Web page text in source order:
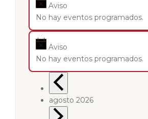
Aviso
No hay eventos programados.
Aviso
No hay eventos programados.
agosto 2026